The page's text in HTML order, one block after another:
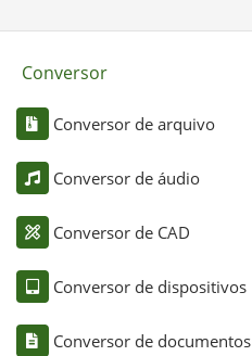
Conversor
Conversor de arquivo
Conversor de áudio
Conversor de CAD
Conversor de dispositivos
Conversor de documentos